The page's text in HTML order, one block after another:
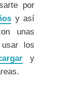
por
y así
unas
los
y